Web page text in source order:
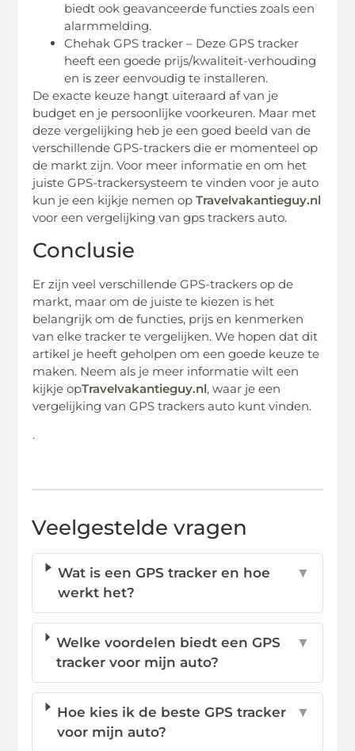
biedt ook geavanceerde functies zoals een
alarmmelding.
Chehak GPS tracker – Deze GPS tracker
heeft een goede prijs/kwaliteit-verhouding
en is zeer eenvoudig te installeren.
De exacte keuze hangt uiteraard af van je
budget en je persoonlijke voorkeuren. Maar met
deze vergelijking heb je een goed beeld van de
verschillende GPS-trackers die er momenteel op
de markt zijn. Voor meer informatie en om het
juiste GPS-trackersysteem te vinden voor je auto
kun je een kijkje nemen opTravelvakantieguy.nl
voor een vergelijking van gps trackers auto.
Conclusie
Er zijn veel verschillende GPS-trackers op de
markt, maar om de juiste te kiezen is het
belangrijk om de functies, prijs en kenmerken
van elke tracker te vergelijken. We hopen dat dit
artikel je heeft geholpen om een goede keuze te
maken. Neem als je meer informatie wilt een
kijkje opTravelvakantieguy.nl, waar je een
vergelijking van GPS trackers auto kunt vinden.
.
Veelgestelde vragen
Wat is een GPS tracker en hoe
werkt het?
▼
Welke voordelen biedt een GPS
tracker voor mijn auto?
▼
Hoe kies ik de beste GPS tracker
voor mijn auto?
▼